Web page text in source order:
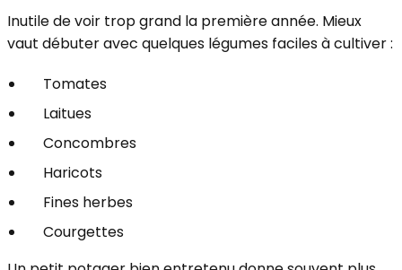
Inutile de voir trop grand la première année. Mieux
vaut débuter avec quelques légumes faciles à cultiver :
Tomates
Laitues
Concombres
Haricots
Fines herbes
Courgettes